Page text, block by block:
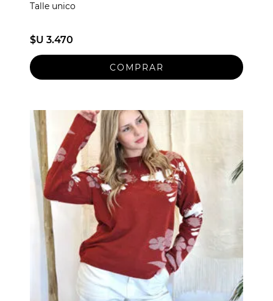
Talle unico
$U 3.470